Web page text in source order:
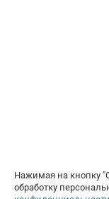
Нажимая на кнопку
обработку